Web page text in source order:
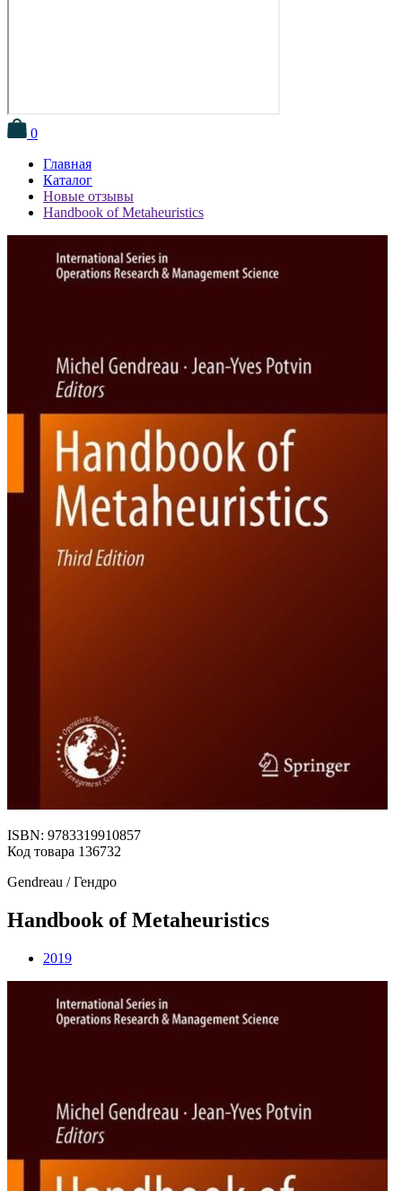
0
Главная
Каталог
Новые отзывы
Handbook of Metaheuristics
ISBN: 9783319910857
Код товара 136732
Gendreau / Гендро
Handbook of Metaheuristics
2019